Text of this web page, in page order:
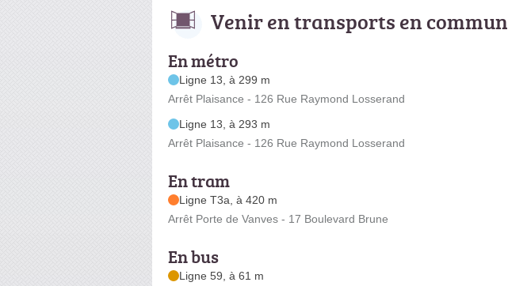
Venir en transports en commun
En métro
Ligne 13, à 299 m
Arrêt Plaisance - 126 Rue Raymond Losserand
Ligne 13, à 293 m
Arrêt Plaisance - 126 Rue Raymond Losserand
En tram
Ligne T3a, à 420 m
Arrêt Porte de Vanves - 17 Boulevard Brune
En bus
Ligne 59, à 61 m